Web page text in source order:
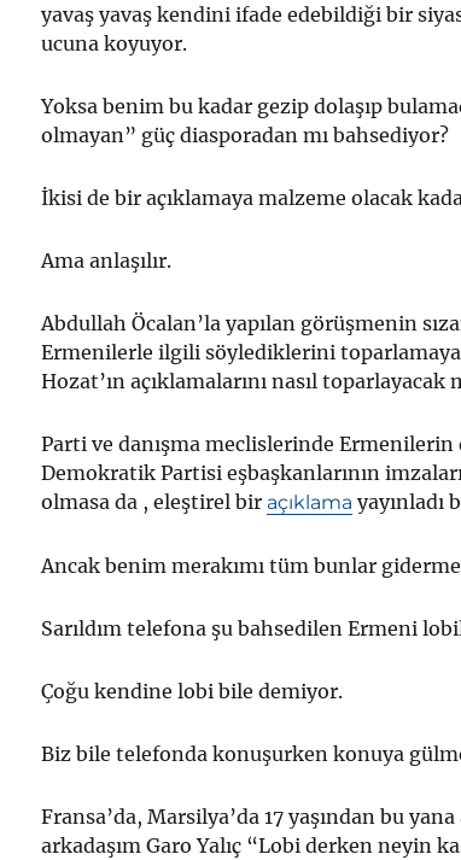
yavaş yavaş kendini ifade edebildiği bir
ucuna koyuyor.
Yoksa benim bu kadar gezip dolaşıp
olmayan” güç diasporadan mı bahsediyor?
İkisi de bir açıklamaya malzeme olacak
Ama anlaşılır.
Abdullah Öcalan’la yapılan görüşmenin
Ermenilerle ilgili söylediklerini
Hozat’ın açıklamalarını nasıl
Parti ve danışma meclislerinde Ermenilerin
Demokratik Partisi eşbaşkanlarının
olmasa da , eleştirel bir açıklama yayınladı
Ancak benim merakımı tüm bunlar
Sarıldım telefona şu bahsedilen Ermeni
Çoğu kendine lobi bile demiyor.
Biz bile telefonda konuşurken konuya
Fransa’da, Marsilya’da 17 yaşından bu
arkadaşım Garo Yalıç “Lobi derken neyin